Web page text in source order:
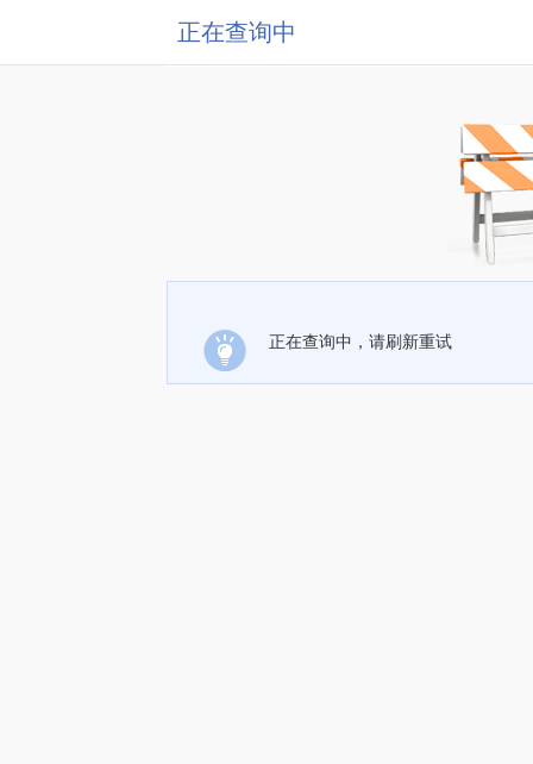
正在查询中
正在查询中，请刷新重试